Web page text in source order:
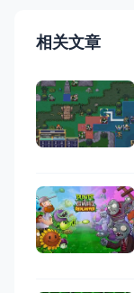
相关文章